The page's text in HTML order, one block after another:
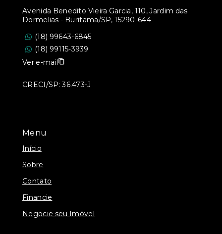
Menu
Início
Sobre
Contato
Financie
Negocie seu Imóvel
Avenida Benedito Vieira Garcia, 110, Jardim das
Dormelias - Buritama/SP, 15290-644
(18) 99643-6845
(18) 99115-3939
Ver e-mail
CRECI/SP: 36.473-J